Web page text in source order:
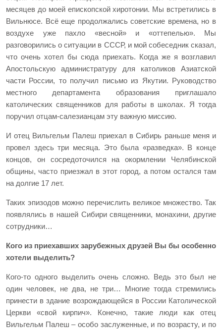
месяцев до моей епископской хиротонии. Мы встретились в
Вильнюсе. Всё еще продолжались советские времена, но в
воздухе уже пахло «весной» и «оттепелью». Мы
разговорились о ситуации в СССР, и мой собеседник сказал,
что очень хотел бы сюда приехать. Когда же я возглавил
Апостольскую администратуру для католиков Азиатской
части России, то получил письмо из Якутии. Руководство
местного департамента образования приглашало
католических священников для работы в школах. Я тогда
поручил отцам-салезианцам эту важную миссию.
И отец Вильгельм Палеш приехал в Сибирь раньше меня и
провел здесь три месяца. Это была «разведка». В конце
концов, он сосредоточился на окормлении Челябинской
общины, часто приезжал в этот город, а потом остался там
на долгие 17 лет.
Таких эпизодов можно перечислить великое множество. Так
появлялись в нашей Сибири священники, монахини, другие
сотрудники…
Кого из приехавших зарубежных друзей Вы бы особенно
хотели выделить?
Кого-то одного выделить очень сложно. Ведь это был не
один человек, не два, не три… Многие тогда стремились
принести в здание возрождающейся в России Католической
Церкви «свой кирпич». Конечно, такие люди как отец
Вильгельм Палеш – особо заслуженные, и по возрасту, и по